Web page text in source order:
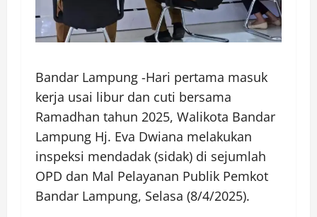
Bandar Lampung -Hari pertama masuk
kerja usai libur dan cuti bersama
Ramadhan tahun 2025, Walikota Bandar
Lampung Hj. Eva Dwiana melakukan
inspeksi mendadak (sidak) di sejumlah
OPD dan Mal Pelayanan Publik Pemkot
Bandar Lampung, Selasa (8/4/2025).